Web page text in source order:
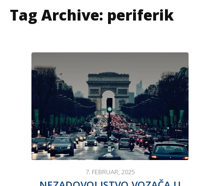
Tag Archive: periferik
7. FEBRUAR, 2025